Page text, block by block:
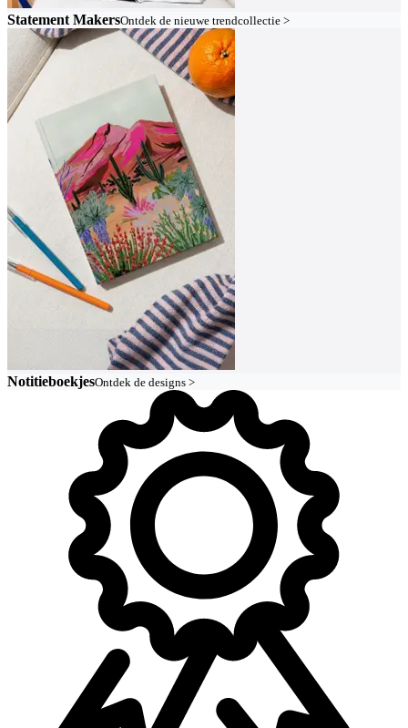
Statement MakersOntdek de nieuwe trendcollectie >
NotitieboekjesOntdek de designs >